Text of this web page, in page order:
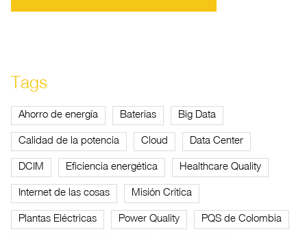
Tags
Ahorro de energía Baterías Big Data
Calidad de la potencia Cloud Data Center
DCIM Eficiencia energética Healthcare Quality
Internet de las cosas Misión Crítica
Plantas Eléctricas Power Quality PQS de Colombia